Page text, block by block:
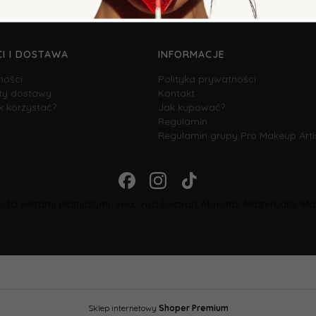
I DOSTAWA
dostawy
korzystać?
INFORMACJE
Polityka prywatności
Kontakt
Jak kupować?
Regulamin
Regulamin grupy Pro Makeup
Sklep internetowy Shoper Premium